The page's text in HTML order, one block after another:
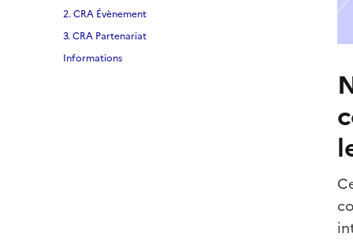
2. CRA Évènement
3. CRA Partenariat
Informations